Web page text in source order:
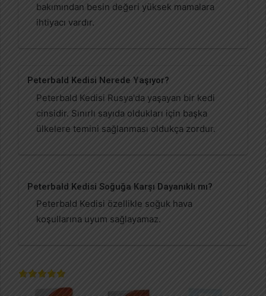
bakımından besin değeri yüksek mamalara
ihtiyacı vardır.
Peterbald Kedisi Nerede Yaşıyor?
Peterbald Kedisi Rusya'da yaşayan bir kedi
cinsidir. Sınırlı sayıda oldukları için başka
ülkelere temini sağlanması oldukça zordur.
Peterbald Kedisi Soğuğa Karşı Dayanıklı mı?
Peterbald Kedisi özellikle soğuk hava
koşullarına uyum sağlayamaz.